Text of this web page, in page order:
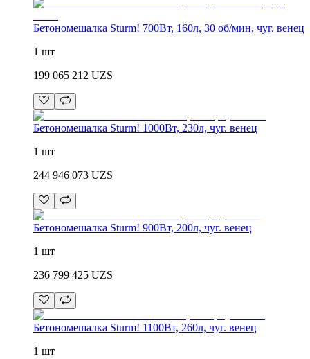
Бетономешалка Sturm! 700Вт, 160л, 30 об/мин, чуг. венец
1 шт
199 065 212 UZS
Бетономешалка Sturm! 1000Вт, 230л, чуг. венец
1 шт
244 946 073 UZS
Бетономешалка Sturm! 900Вт, 200л, чуг. венец
1 шт
236 799 425 UZS
Бетономешалка Sturm! 1100Вт, 260л, чуг. венец
1 шт